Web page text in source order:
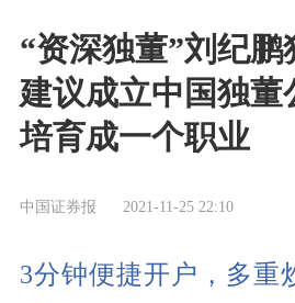
“资深独董”刘纪鹏
建议成立中国独董
培育成一个职业
中国证券报 2021-11-25 22:10
3分钟便捷开户，多重